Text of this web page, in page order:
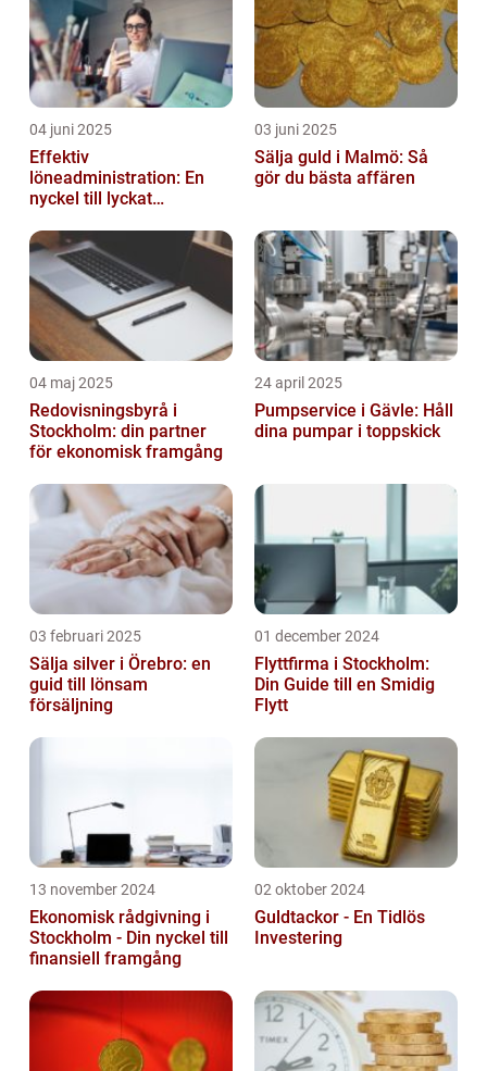
04 juni 2025
Effektiv
löneadministration: En
nyckel till lyckat
03 juni 2025
Sälja guld i Malmö: Så
gör du bästa affären
04 maj 2025
Redovisningsbyrå i
Stockholm: din partner
för ekonomisk framgång
24 april 2025
Pumpservice i Gävle: Håll
dina pumpar i toppskick
03 februari 2025
Sälja silver i Örebro: en
guid till lönsam
försäljning
01 december 2024
Flyttfirma i Stockholm:
Din Guide till en Smidig
Flytt
13 november 2024
Ekonomisk rådgivning i
Stockholm - Din nyckel till
finansiell framgång
02 oktober 2024
Guldtackor - En Tidlös
Investering